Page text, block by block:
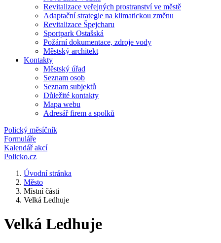
Revitalizace veřejných prostranství ve městě
Adaptační strategie na klimatickou změnu
Revitalizace Špejcharu
Sportpark Ostašská
Požární dokumentace, zdroje vody
Městský architekt
Kontakty
Městský úřad
Seznam osob
Seznam subjektů
Důležité kontakty
Mapa webu
Adresář firem a spolků
Polický měsíčník
Formuláře
Kalendář akcí
Policko.cz
Úvodní stránka
Město
Místní části
Velká Ledhuje
Velká Ledhuje